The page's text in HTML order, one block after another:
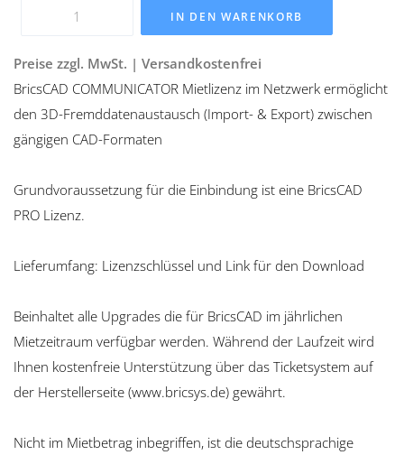
IN DEN WARENKORB
Preise zzgl. MwSt. | Versandkostenfrei
BricsCAD COMMUNICATOR Mietlizenz im Netzwerk ermöglicht
den 3D-Fremddatenaustausch (Import- & Export) zwischen
gängigen CAD-Formaten
Grundvoraussetzung für die Einbindung ist eine BricsCAD
PRO Lizenz.
Lieferumfang: Lizenzschlüssel und Link für den Download
Beinhaltet alle Upgrades die für BricsCAD im jährlichen
Mietzeitraum verfügbar werden. Während der Laufzeit wird
Ihnen kostenfreie Unterstützung über das Ticketsystem auf
der Herstellerseite (www.bricsys.de) gewährt.
Nicht im Mietbetrag inbegriffen, ist die deutschsprachige